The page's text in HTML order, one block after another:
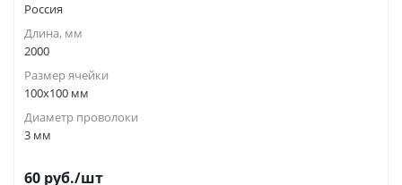
Россия
Длина, мм
2000
Размер ячейки
100х100 мм
Диаметр проволоки
3 мм
60 руб./шт